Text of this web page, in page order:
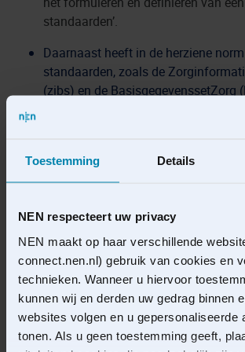
Toestemming Details
NEN respecteert uw privacy
NEN maakt op haar verschillende
connect.nen.nl) gebruik van cookies en
technieken. Wanneer u hiervoor
kunnen wij en derden uw gedrag binnen
websites volgen en u gepersonaliseerde
tonen. Als u geen toestemming geeft,
standaarden’.
Daarnaast heeft in de herziene
standaarden, zoals de
(zibs) en de BasisgegevenssetZorg
rollen, dit onderwerp is
aangevuld en verduidelijkt. Dit uit
norm. Met een eindgebruiker wordt
zorgverlener bedoeld, die in de
ervaringsdeskundige, de gevolgen
van standaarden in systemen
In de herziene norm is een
de eisen die gesteld worden aan het
individuele standaarden en aan het